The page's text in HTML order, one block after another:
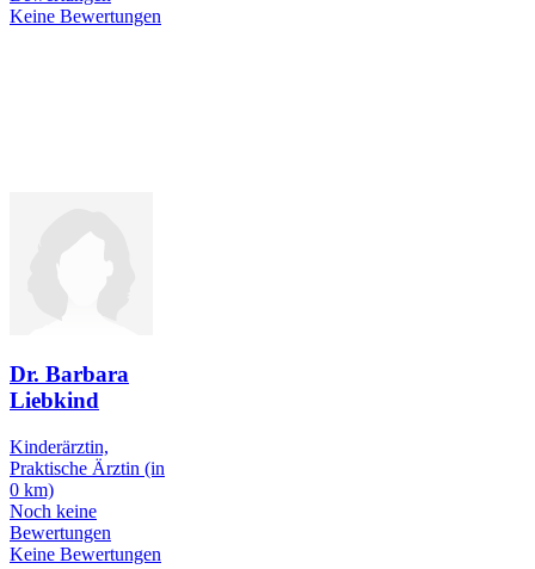
Keine Bewertungen
Dr. Barbara
Liebkind
Kinderärztin,
Praktische Ärztin (in
0 km)
Noch keine
Bewertungen
Keine Bewertungen